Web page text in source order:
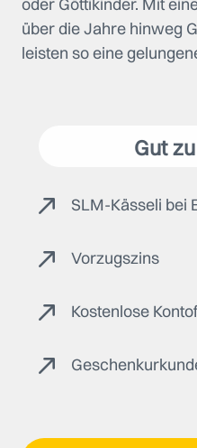
oder Göttikinder. Mit
über die Jahre hinweg
leisten so eine
Gut
SLM-Kässeli bei
Vorzugszins
Kostenlose